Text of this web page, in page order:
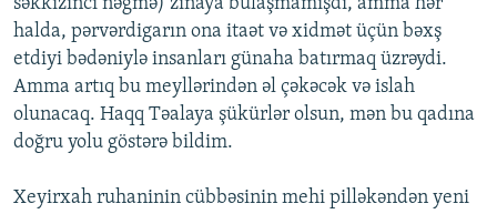
səkkizinci nəğmə) zinaya bulaşmamışdı, amma hər
halda, pərvərdigarın ona itaət və xidmət üçün bəxş
etdiyi bədəniylə insanları günaha batırmaq üzrəydi.
Amma artıq bu meyllərindən əl çəkəcək və islah
olunacaq. Haqq Təalaya şükürlər olsun, mən bu qadına
doğru yolu göstərə bildim.
Xeyirxah ruhaninin cübbəsinin mehi pilləkəndən yeni